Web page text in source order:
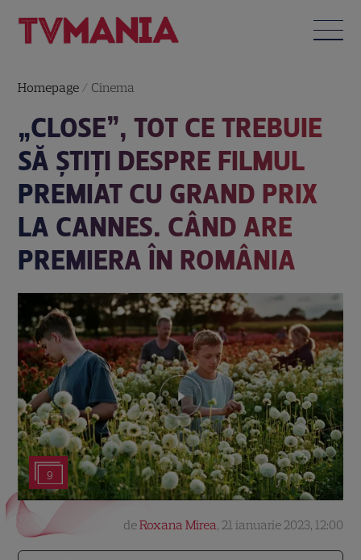
Homepage / Cinema
„CLOSE”, TOT CE TREBUIE
SĂ ȘTIȚI DESPRE FILMUL
PREMIAT CU GRAND PRIX
LA CANNES. CÂND ARE
PREMIERA ÎN ROMÂNIA
9
deRoxana Mirea, 21 ianuarie 2023, 12:00